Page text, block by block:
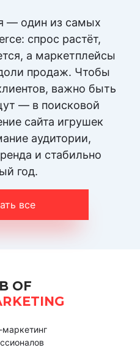
охвата ЦА
От 25 000 ₽
бренда в социальных
бренда
От 15 000 ₽
— один из самых
спрос растёт,
а маркетплейсы
продаж. Чтобы
важно быть
— в поисковой
сайта игрушек
аудитории,
и стабильно
год.
все
OF